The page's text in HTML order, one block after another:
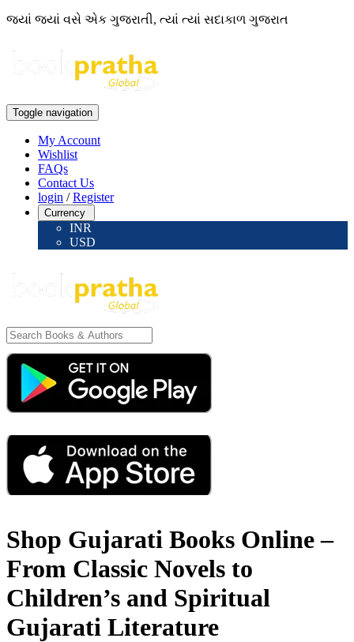
જ્યાં જ્યાં વસે એક ગુજરાતી, ત્યાં ત્યાં સદાકાળ ગુજરાત
Toggle navigation
My Account
Wishlist
FAQs
Contact Us
login /Register
Currency
INR
USD
Shop Gujarati Books Online –
From Classic Novels to
Children’s and Spiritual
Gujarati Literature